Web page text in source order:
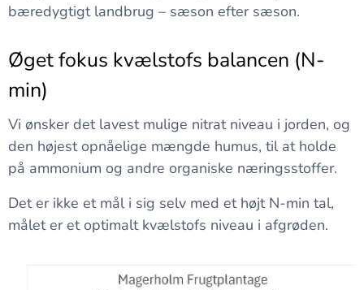
bæredygtigt landbrug – sæson efter sæson.
Øget fokus kvælstofs balancen (N-
min)
Vi ønsker det lavest mulige nitrat niveau i jorden, og
den højest opnåelige mængde humus, til at holde
på ammonium og andre organiske næringsstoffer.
Det er ikke et mål i sig selv med et højt N-min tal,
målet er et optimalt kvælstofs niveau i afgrøden.